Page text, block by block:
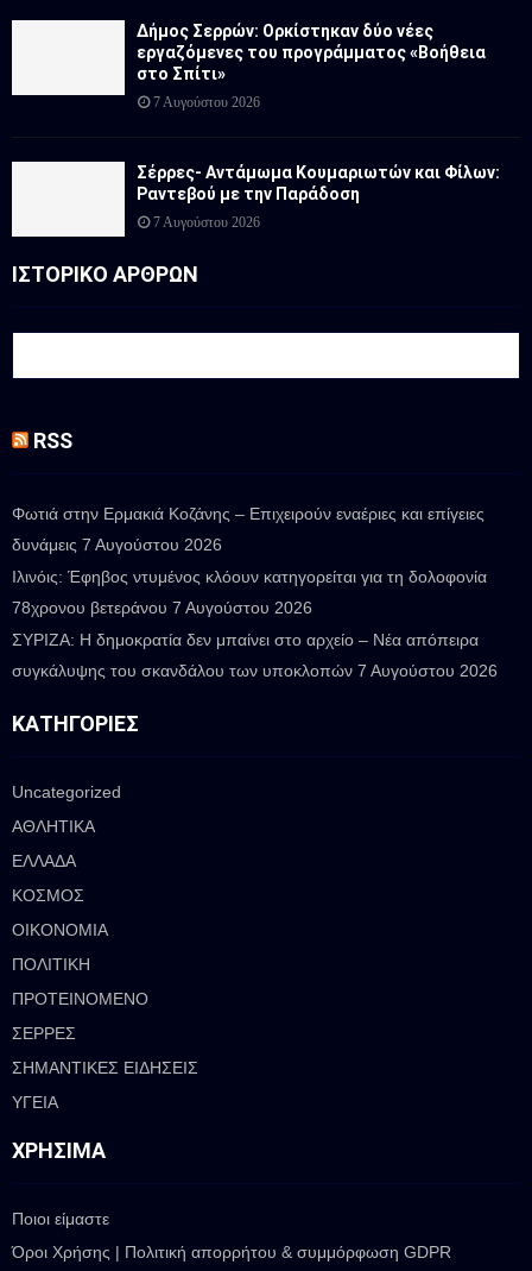
Δήμος Σερρών: Ορκίστηκαν δύο νέες
εργαζόμενες του προγράμματος «Βοήθεια
στο Σπίτι»
7 Αυγούστου 2026
Σέρρες- Αντάμωμα Κουμαριωτών και Φίλων:
Ραντεβού με την Παράδοση
7 Αυγούστου 2026
ΙΣΤΟΡΙΚΟ ΑΡΘΡΩΝ
RSS
Φωτιά στην Ερμακιά Κοζάνης – Επιχειρούν εναέριες και επίγειες
δυνάμεις 7 Αυγούστου 2026
Ιλινόις: Έφηβος ντυμένος κλόουν κατηγορείται για τη δολοφονία
78χρονου βετεράνου 7 Αυγούστου 2026
ΣΥΡΙΖΑ: Η δημοκρατία δεν μπαίνει στο αρχείο – Νέα απόπειρα
συγκάλυψης του σκανδάλου των υποκλοπών 7 Αυγούστου 2026
ΚΑΤΗΓΟΡΊΕΣ
Uncategorized
ΑΘΛΗΤΙΚΑ
ΕΛΛΑΔΑ
ΚΟΣΜΟΣ
ΟΙΚΟΝΟΜΙΑ
ΠΟΛΙΤΙΚΗ
ΠΡΟΤΕΙΝΟΜΕΝΟ
ΣΕΡΡΕΣ
ΣΗΜΑΝΤΙΚΕΣ ΕΙΔΗΣΕΙΣ
ΥΓΕΙΑ
ΧΡΉΣΙΜΑ
Ποιοι είμαστε
Όροι Χρήσης | Πολιτική απορρήτου & συμμόρφωση GDPR